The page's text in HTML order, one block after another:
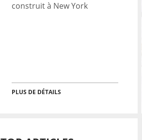
construit à New York
PLUS DE DÉTAILS
FAMILLES EN LETTONIE
Architecture